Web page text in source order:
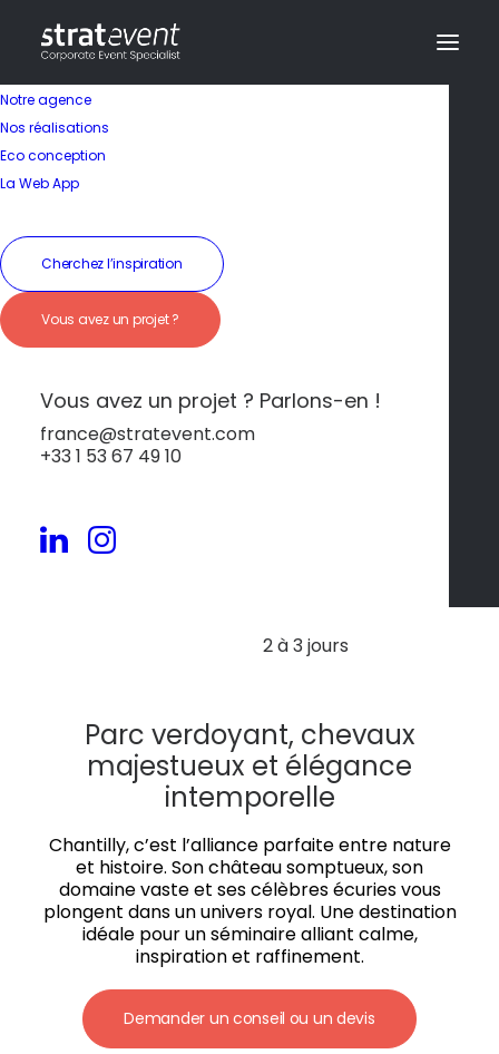
Notre agence
Nos réalisations
Eco conception
La Web App
Cherchez l’inspiration
Vous avez un projet ?
Vous avez un projet ? Parlons-en !
france@stratevent.com
+33 1 53 67 49 10
Séminaire en France
Chantilly – Château,
chevaux et nature
royale
Chantilly
2 à 3 jours
Parc verdoyant, chevaux
majestueux et élégance
intemporelle
Chantilly, c’est l’alliance parfaite entre nature
et histoire. Son château somptueux, son
domaine vaste et ses célèbres écuries vous
plongent dans un univers royal. Une destination
idéale pour un séminaire alliant calme,
inspiration et raffinement.
Demander un conseil ou un devis